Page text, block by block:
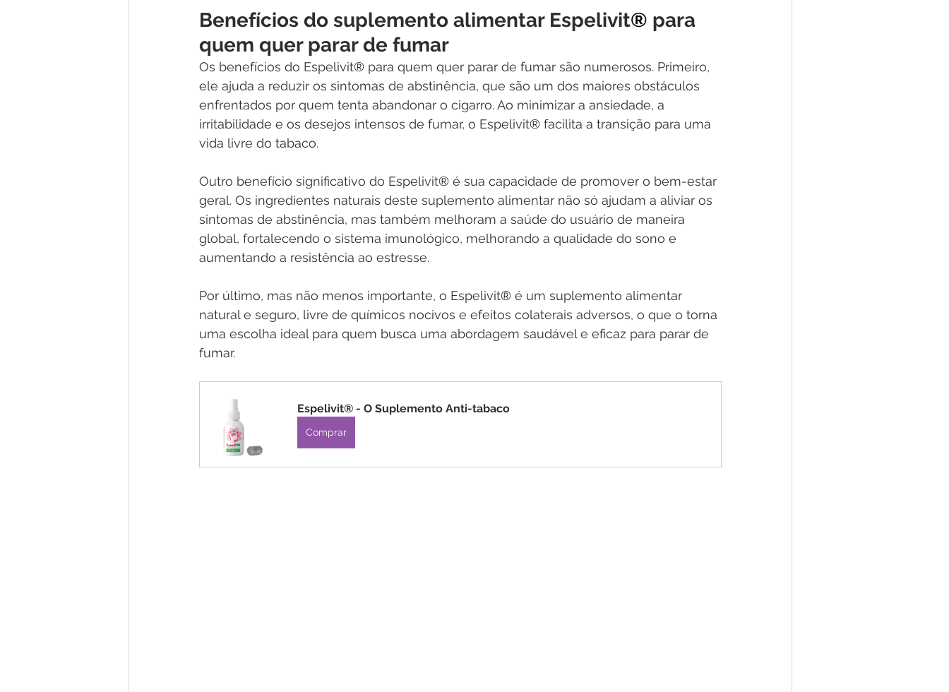
Benefícios do suplemento alimentar Espelivit® para
quem quer parar de fumar
Os benefícios do Espelivit® para quem quer parar de fumar são numerosos. Primeiro,
ele ajuda a reduzir os sintomas de abstinência, que são um dos maiores obstáculos
enfrentados por quem tenta abandonar o cigarro. Ao minimizar a ansiedade, a
irritabilidade e os desejos intensos de fumar, o Espelivit® facilita a transição para uma
vida livre do tabaco.
Outro benefício significativo do Espelivit® é sua capacidade de promover o bem-estar
geral. Os ingredientes naturais deste suplemento alimentar não só ajudam a aliviar os
sintomas de abstinência, mas também melhoram a saúde do usuário de maneira
global, fortalecendo o sistema imunológico, melhorando a qualidade do sono e
aumentando a resistência ao estresse.
Por último, mas não menos importante, o Espelivit® é um suplemento alimentar
natural e seguro, livre de químicos nocivos e efeitos colaterais adversos, o que o torna
uma escolha ideal para quem busca uma abordagem saudável e eficaz para parar de
fumar.
Espelivit® - O Suplemento Anti-tabaco
Comprar